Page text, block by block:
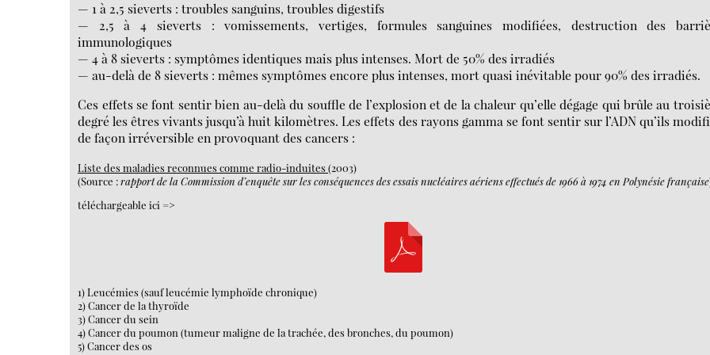
— 1 à 2,5 sieverts : troubles sanguins, troubles digestifs
— 2,5 à 4 sieverts : vomissements, vertiges, formules sanguines modifiées, destruction des
immunologiques
— 4 à 8 sieverts : symptômes identiques mais plus intenses. Mort de 50% des irradiés
— au-delà de 8 sieverts : mêmes symptômes encore plus intenses, mort quasi inévitable pour 90% des irradiés.
Ces effets se font sentir bien au-delà du souffle de l’explosion et de la chaleur qu’elle dégage qui brûle au
degré les êtres vivants jusqu’à huit kilomètres. Les effets des rayons gamma se font sentir sur l’ADN qu’ils
de façon irréversible en provoquant des cancers :
Liste des maladies reconnues comme radio-induites(2003)
(Source :rapport de la Commission d’enquête sur les conséquences des essais nucléaires aériens effectués de 1966 à 1974 en Polynésie française
téléchargeable ici =>
1) Leucémies (sauf leucémie lymphoïde chronique)
2) Cancer de la thyroïde
3) Cancer du sein
4) Cancer du poumon (tumeur maligne de la trachée, des bronches, du poumon)
5) Cancer des os